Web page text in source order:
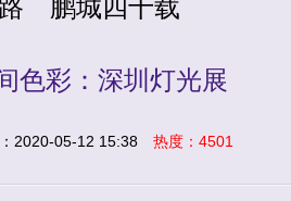
鹏城四十载
色彩：深圳灯光展
2020-05-12 15:38 热度：4501